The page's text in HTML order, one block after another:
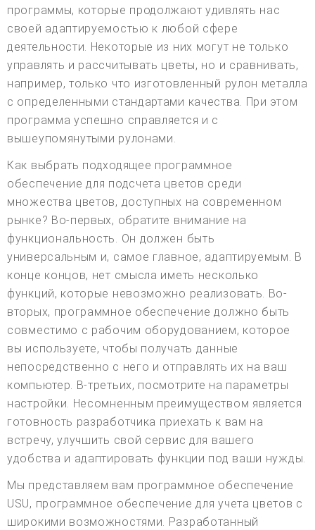
программы, которые продолжают удивлять нас
своей адаптируемостью к любой сфере
деятельности. Некоторые из них могут не только
управлять и рассчитывать цветы, но и сравнивать,
например, только что изготовленный рулон металла
с определенными стандартами качества. При этом
программа успешно справляется и с
вышеупомянутыми рулонами.
Как выбрать подходящее программное
обеспечение для подсчета цветов среди
множества цветов, доступных на современном
рынке? Во-первых, обратите внимание на
функциональность. Он должен быть
универсальным и, самое главное, адаптируемым. В
конце концов, нет смысла иметь несколько
функций, которые невозможно реализовать. Во-
вторых, программное обеспечение должно быть
совместимо с рабочим оборудованием, которое
вы используете, чтобы получать данные
непосредственно с него и отправлять их на ваш
компьютер. В-третьих, посмотрите на параметры
настройки. Несомненным преимуществом является
готовность разработчика приехать к вам на
встречу, улучшить свой сервис для вашего
удобства и адаптировать функции под ваши нужды.
Мы представляем вам программное обеспечение
USU, программное обеспечение для учета цветов с
широкими возможностями. Разработанный